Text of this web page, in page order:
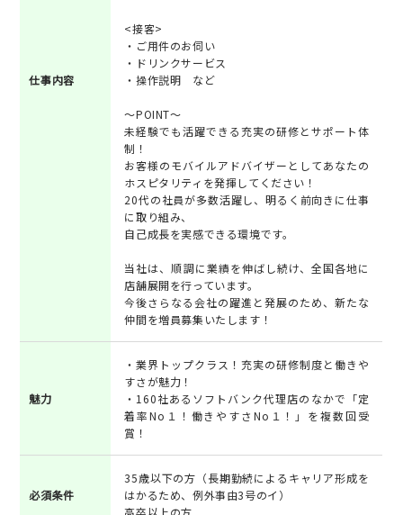
仕事内容
<接客>
・ご用件のお伺い
・ドリンクサービス
・操作説明 など
～POINT～
未経験でも活躍できる充実の研修とサポート体
制！
お客様のモバイルアドバイザーとしてあなたの
ホスピタリティを発揮してください！
20代の社員が多数活躍し、明るく前向きに仕事
に取り組み、
自己成長を実感できる環境です。
当社は、順調に業績を伸ばし続け、全国各地に
店舗展開を行っています。
今後さらなる会社の躍進と発展のため、新たな
仲間を増員募集いたします！
魅力
・業界トップクラス！充実の研修制度と働きや
すさが魅力！
・160社あるソフトバンク代理店のなかで「定
着率No１！働きやすさNo１！」を複数回受
賞！
必須条件
35歳以下の方（長期勤続によるキャリア形成を
はかるため、例外事由3号のイ）